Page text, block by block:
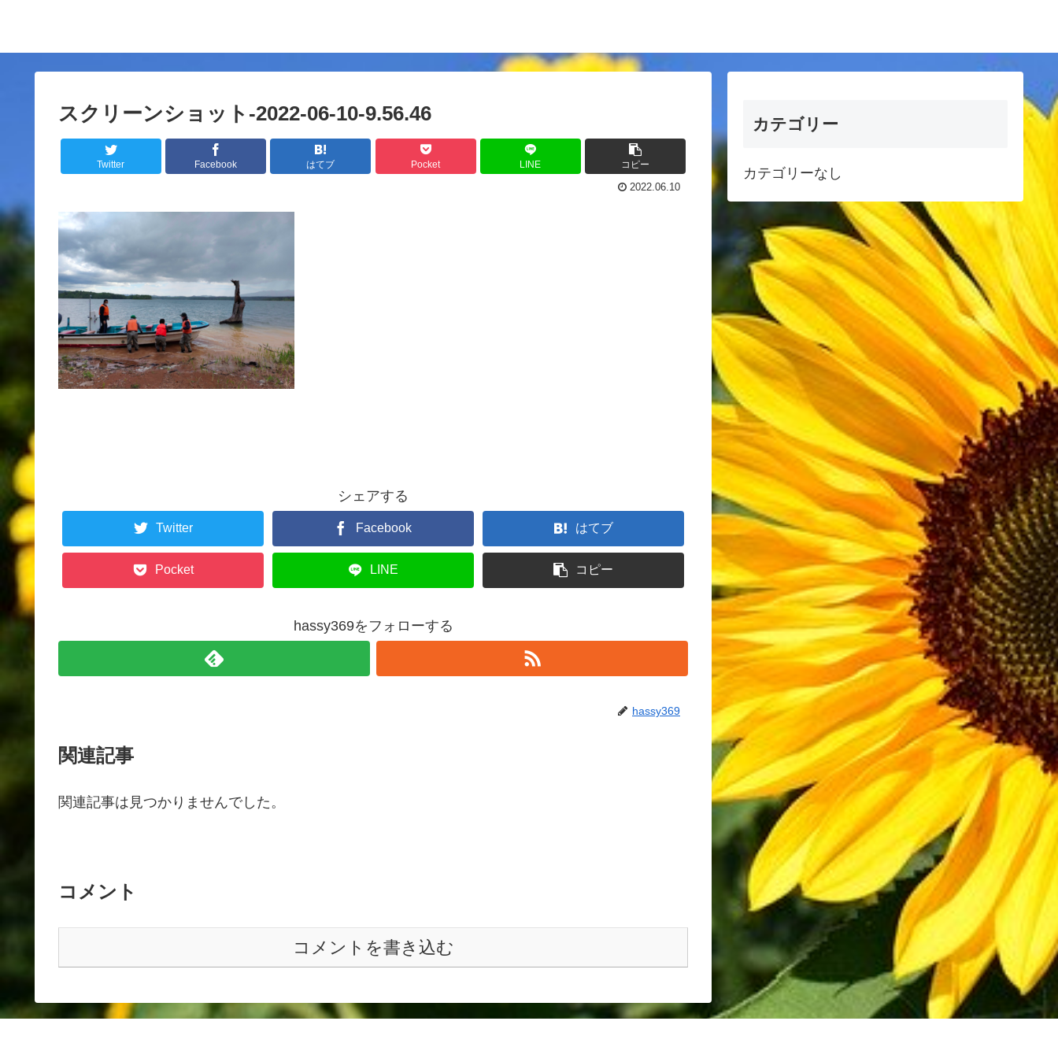
スクリーンショット-2022-06-10-9.56.46
Twitter Facebook はてブ Pocket LINE コピー
2022.06.10
シェアする
Twitter Facebook はてブ
Pocket LINE コピー
hassy369をフォローする
hassy369
関連記事
関連記事は見つかりませんでした。
コメント
コメントを書き込む
カテゴリー
カテゴリーなし